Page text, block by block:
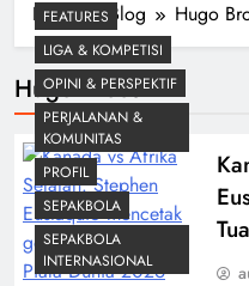
Home Blog Hugo
Hugo Broos
FEATURES
LIGA & KOMPETISI
OPINI & PERSPEKTIF
PERJALANAN &
KOMUNITAS
PROFIL
SEPAKBOLA
SEPAKBOLA
INTERNASIONAL